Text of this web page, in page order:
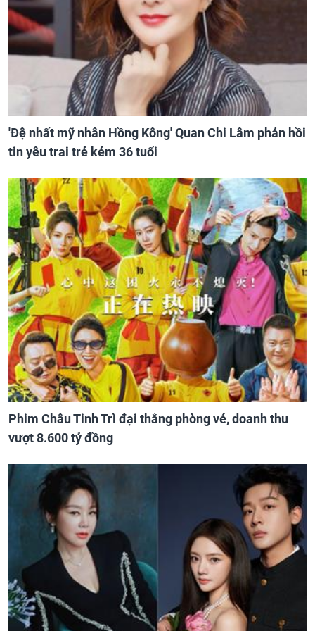
'Đệ nhất mỹ nhân Hồng Kông' Quan Chi Lâm phản hồi
tin yêu trai trẻ kém 36 tuổi
Phim Châu Tinh Trì đại thắng phòng vé, doanh thu
vượt 8.600 tỷ đồng